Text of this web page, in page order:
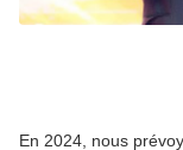
En 2024, nous